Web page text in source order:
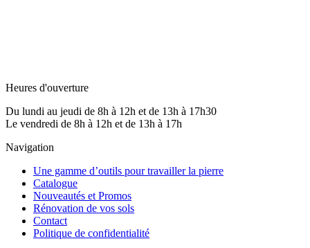
Heures d'ouverture
Du lundi au jeudi de 8h à 12h et de 13h à 17h30
Le vendredi de 8h à 12h et de 13h à 17h
Navigation
Une gamme d’outils pour travailler la pierre
Catalogue
Nouveautés et Promos
Rénovation de vos sols
Contact
Politique de confidentialité